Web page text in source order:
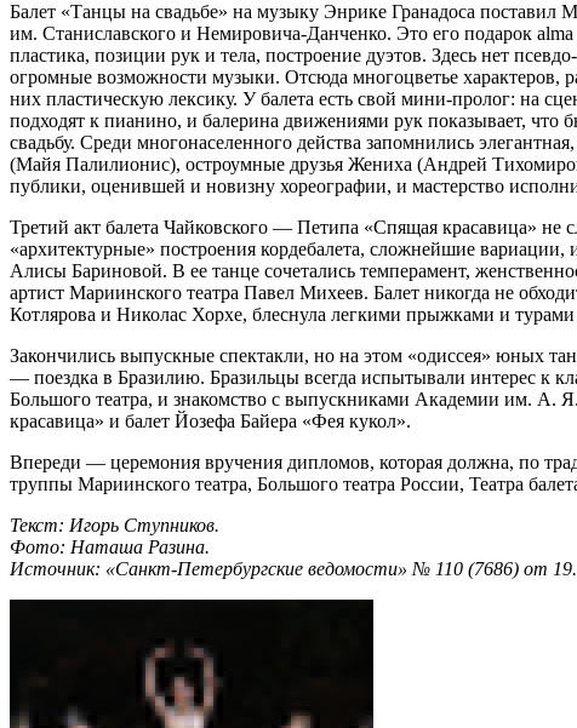
Балет «Танцы на свадьбе» на музыку Энрике Гранадоса
им. Станиславского и Немировича-Данченко. Это его подарок
пластика, позиции рук и тела, построение дуэтов. Здесь нет
огромные возможности музыки. Отсюда многоцветье характеров,
них плас­тическую лексику. У балета есть свой мини-пролог: на
подходят к пианино, и балерина движениями рук показывает, что
свадьбу. Среди многонаселенного действа запомнились
(Майя Палилионис), остроумные друзья Жениха (Андрей
публики, оценившей и новизну хореографии, и мас­терство
Третий акт балета Чайковского — Петипа «Спящая красавица»
«архитектурные» построения кордебалета, сложнейшие
Алисы Бариновой. В ее танце сочетались темперамент,
артист Мариинского театра Павел Михеев. Балет никогда не
Котлярова и Николас Хорхе, блеснула легкими прыжками и
Закончились выпускные спектакли, но на этом «одиссея» юных
— поездка в Бразилию. Бразильцы всегда испытывали интерес к
Большого теат­ра, и знакомство с выпускниками Академии им. А.
красавица» и балет Йозефа Байера «Фея кукол».
Впереди — церемония вручения дипломов, которая должна, по
труппы Мариинского театра, Большого театра России, Театра
Текст: Игорь Ступников.
Фото: Наташа Разина.
Источник: «Санкт-Петербургские ведомости» № 110 (7686) от